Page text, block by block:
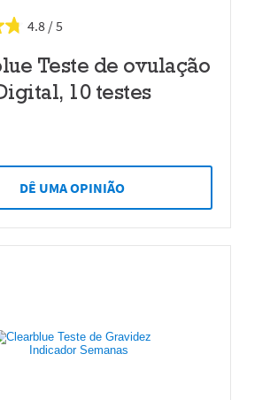
4.8
Teste de ovulação
10 testes
DÊ UMA OPINIÃO